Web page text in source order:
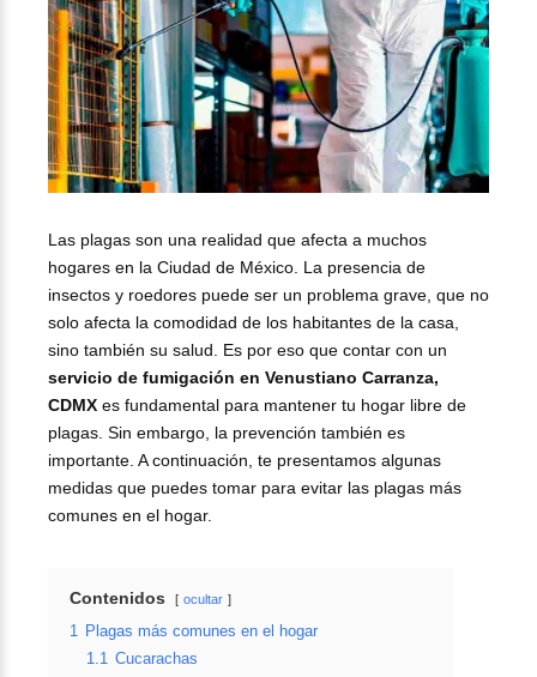
Las plagas son una realidad que afecta a muchos
hogares en la Ciudad de México. La presencia de
insectos y roedores puede ser un problema grave, que no
solo afecta la comodidad de los habitantes de la casa,
sino también su salud. Es por eso que contar con un
servicio de fumigación en Venustiano Carranza,
CDMX es fundamental para mantener tu hogar libre de
plagas. Sin embargo, la prevención también es
importante. A continuación, te presentamos algunas
medidas que puedes tomar para evitar las plagas más
comunes en el hogar.
Contenidos ocultar
1 Plagas más comunes en el hogar
1.1 Cucarachas